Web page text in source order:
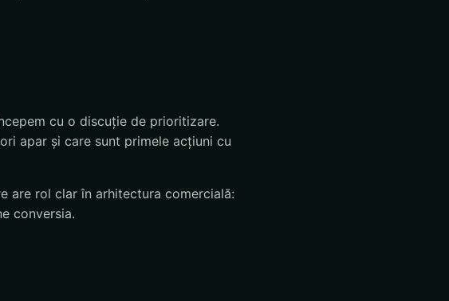
cu o discuție de prioritizare.
apar și care sunt primele acțiuni cu
are rol clar în arhitectura comercială:
conversia.